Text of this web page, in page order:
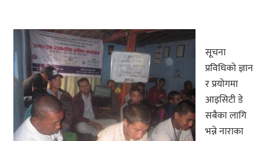
सूचना
प्रविधिको ज्ञान
र प्रयोगमा
आइसिटी डे
सबैका लागि
भन्ने नाराका